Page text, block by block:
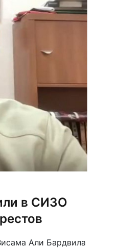
в СИЗО
Али Бардвила